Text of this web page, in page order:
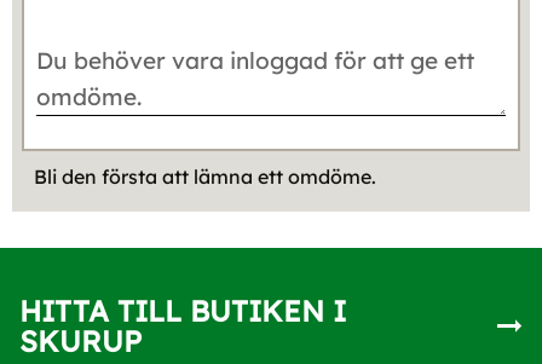
Bli den första att lämna ett omdöme.
HITTA TILL BUTIKEN I
SKURUP